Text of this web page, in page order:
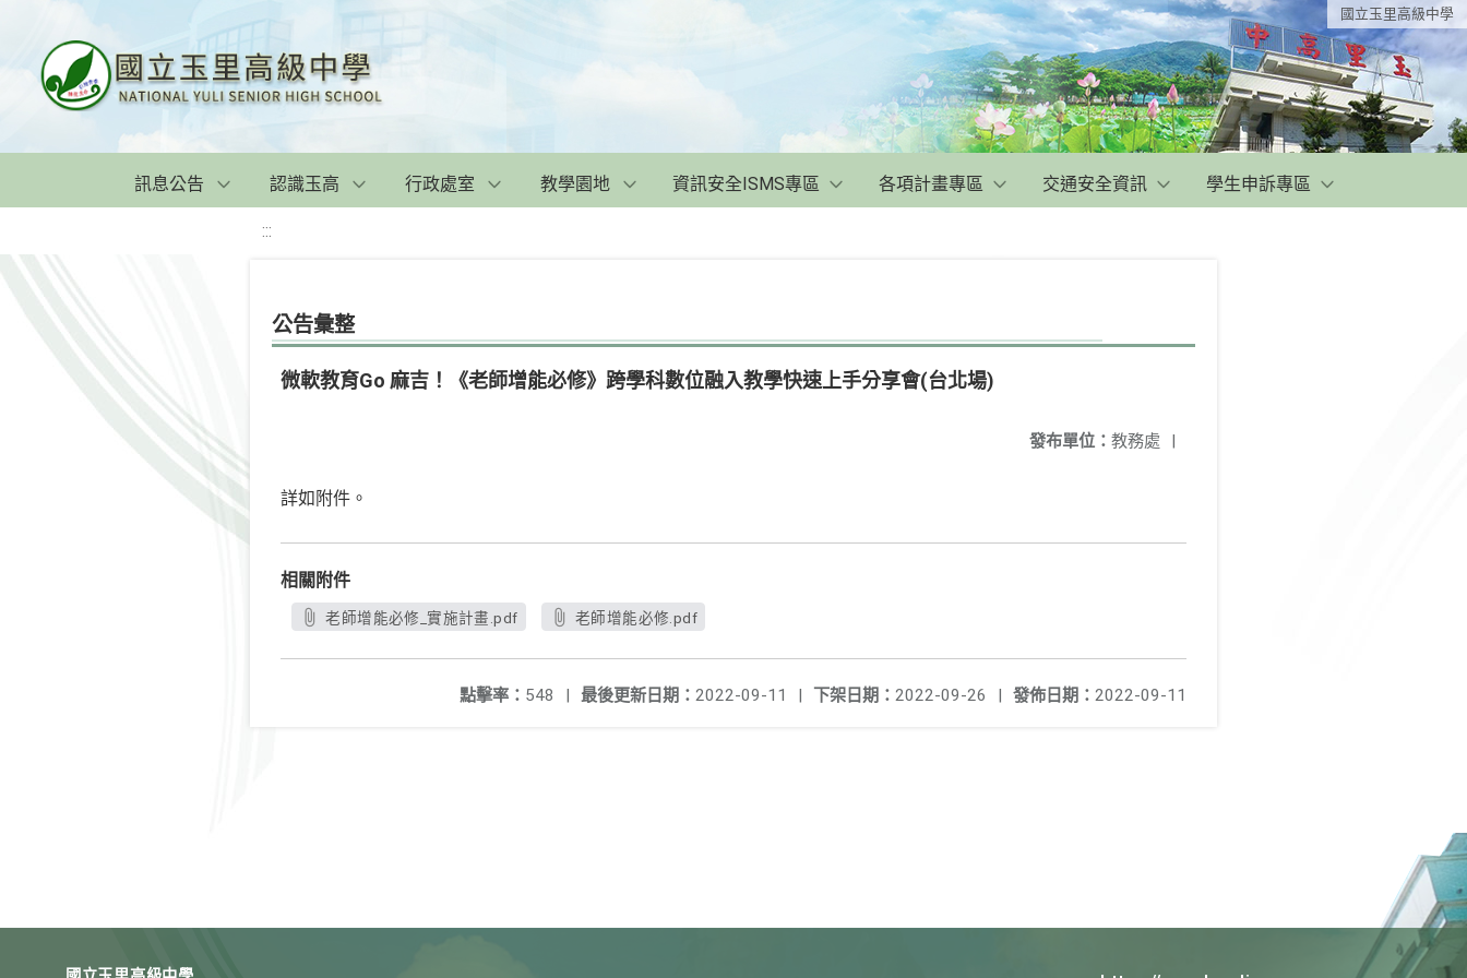
國立玉里高級中學
訊息公告 認識玉高 行政處室 教學園地 資訊安全ISMS專區 各項計畫專區 交通安全資訊 學生申訴專區
:::
公告彙整
微軟教育Go 麻吉！《老師增能必修》跨學科數位融入教學快速上手分享會(台北場)
發布單位： 教務處 |
詳如附件。
相關附件
老師增能必修_實施計畫.pdf 老師增能必修.pdf
發佈日期： 2022-09-11
下架日期： 2022-09-26 |
最後更新日期： 2022-09-11 |
點擊率： 548 |